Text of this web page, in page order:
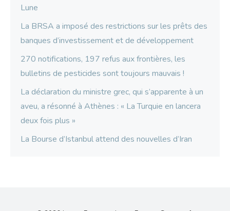
Lune
La BRSA a imposé des restrictions sur les prêts des
banques d’investissement et de développement
270 notifications, 197 refus aux frontières, les
bulletins de pesticides sont toujours mauvais !
La déclaration du ministre grec, qui s’apparente à un
aveu, a résonné à Athènes : « La Turquie en lancera
deux fois plus »
La Bourse d’Istanbul attend des nouvelles d’Iran